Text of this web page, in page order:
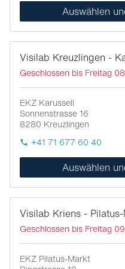
Auswählen
Visilab Kreuzlingen -
Geschlossen bis Freitag
EKZ Karussell
Sonnenstrasse 16
8280 Kreuzlingen
+41 71 677 60 40
Auswählen
Visilab Kriens -
Geschlossen bis Freitag
EKZ Pilatus-Markt